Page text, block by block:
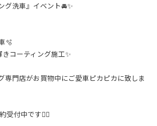
グ洗車』イベント🚘✨️
🫧
コーティング施工✨️
専門店がお買物中にご愛車ピカピカに致しま
受付中です🙇‍♂️